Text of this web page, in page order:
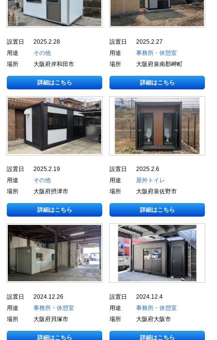
設置日
2025.2.28
用途
その他
場所
大阪府岸和田市
詳細はこちら
設置日
2025.2.27
用途
事務所・休憩室
場所
大阪府泉南郡岬町
詳細はこちら
設置日
2025.2.19
用途
その他
場所
大阪府摂津市
詳細はこちら
設置日
2025.2.6
用途
屋外トイレ
場所
大阪府泉佐野市
詳細はこちら
設置日
2024.12.26
用途
事務所・休憩室
場所
大阪府貝塚市
詳細はこちら
設置日
2024.12.4
用途
事務所・休憩室
場所
大阪府大阪市
詳細はこちら